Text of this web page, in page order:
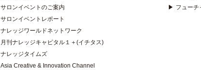
サロンイベントのご案内
サロンイベントレポート
ナレッジワールドネットワーク
月刊ナレッジキャピタル１＋(イチタス)
ナレッジタイムズ
Asia Creative & Innovation Channel
▶ フューチ